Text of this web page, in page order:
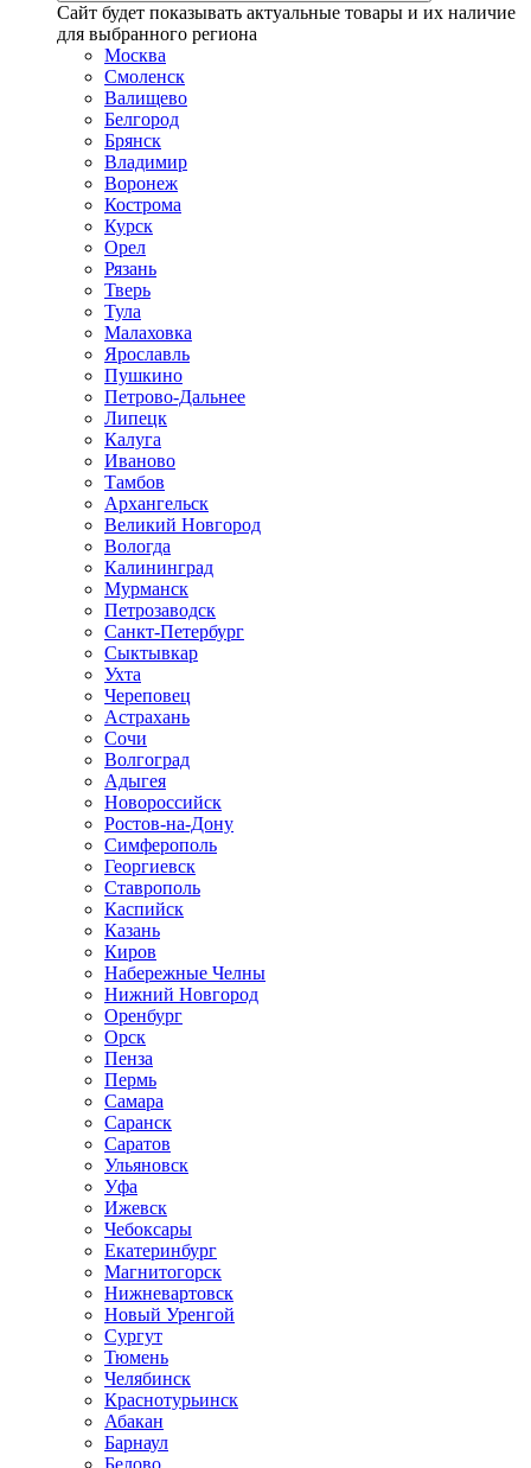
Сайт будет показывать актуальные товары и их наличие
для выбранного региона
Москва
Смоленск
Валищево
Белгород
Брянск
Владимир
Воронеж
Кострома
Курск
Орел
Рязань
Тверь
Тула
Малаховка
Ярославль
Пушкино
Петрово-Дальнее
Липецк
Калуга
Иваново
Тамбов
Архангельск
Великий Новгород
Вологда
Калининград
Мурманск
Петрозаводск
Санкт-Петербург
Сыктывкар
Ухта
Череповец
Астрахань
Сочи
Волгоград
Адыгея
Новороссийск
Ростов-на-Дону
Симферополь
Георгиевск
Ставрополь
Каспийск
Казань
Киров
Набережные Челны
Нижний Новгород
Оренбург
Орск
Пенза
Пермь
Самара
Саранск
Саратов
Ульяновск
Уфа
Ижевск
Чебоксары
Екатеринбург
Магнитогорск
Нижневартовск
Новый Уренгой
Сургут
Тюмень
Челябинск
Краснотурьинск
Абакан
Барнаул
Белово